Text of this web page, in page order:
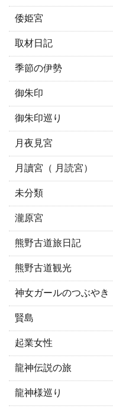
倭姫宮
取材日記
季節の伊勢
御朱印
御朱印巡り
月夜見宮
月讀宮（ 月読宮）
未分類
瀧原宮
熊野古道旅日記
熊野古道観光
神女ガールのつぶやき
賢島
起業女性
龍神伝説の旅
龍神様巡り